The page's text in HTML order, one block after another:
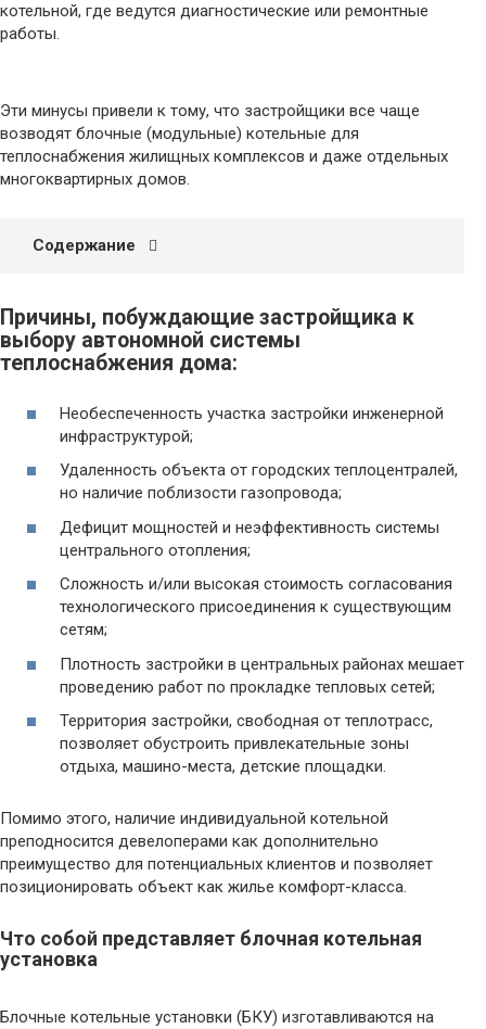
котельной, где ведутся диагностические или ремонтные
работы.
Эти минусы привели к тому, что застройщики все чаще
возводят блочные (модульные) котельные для
теплоснабжения жилищных комплексов и даже отдельных
многоквартирных домов.
Содержание
Причины, побуждающие застройщика к
выбору автономной системы
теплоснабжения дома:
Необеспеченность участка застройки инженерной
инфраструктурой;
Удаленность объекта от городских теплоцентралей,
но наличие поблизости газопровода;
Дефицит мощностей и неэффективность системы
центрального отопления;
Сложность и/или высокая стоимость согласования
технологического присоединения к существующим
сетям;
Плотность застройки в центральных районах мешает
проведению работ по прокладке тепловых сетей;
Территория застройки, свободная от теплотрасс,
позволяет обустроить привлекательные зоны
отдыха, машино-места, детские площадки.
Помимо этого, наличие индивидуальной котельной
преподносится девелоперами как дополнительно
преимущество для потенциальных клиентов и позволяет
позиционировать объект как жилье комфорт-класса.
Что собой представляет блочная котельная
установка
Блочные котельные установки (БКУ) изготавливаются на